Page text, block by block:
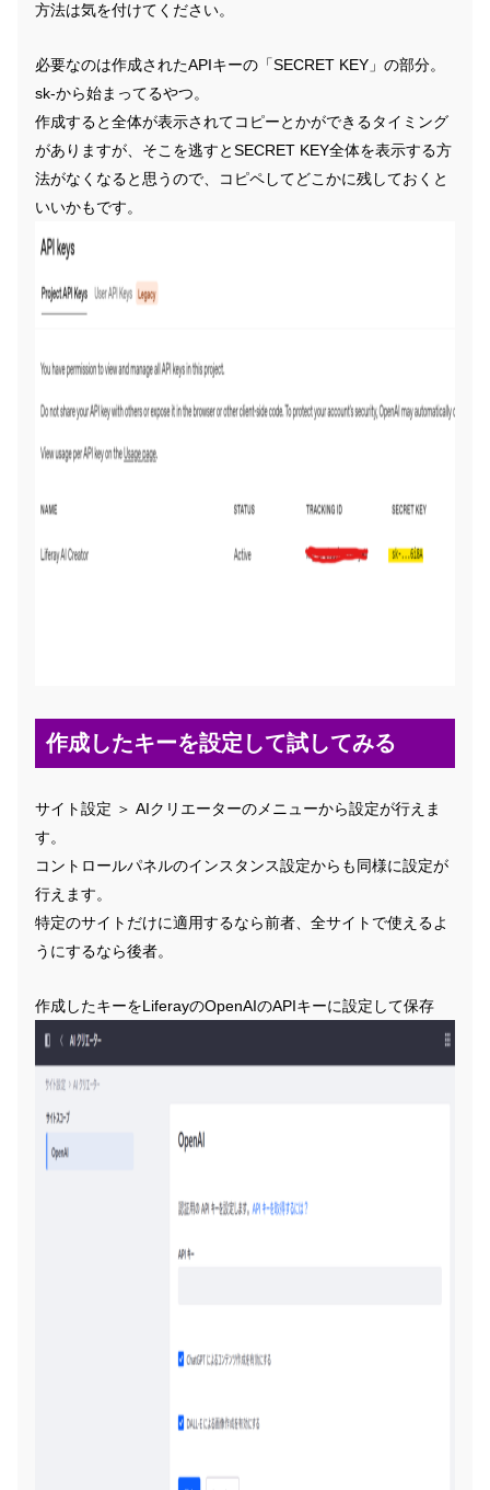
方法は気を付けてください。
必要なのは作成されたAPIキーの「SECRET KEY」の部分。
sk-から始まってるやつ。
作成すると全体が表示されてコピーとかができるタイミング
がありますが、そこを逃すとSECRET KEY全体を表示する方
法がなくなると思うので、コピペしてどこかに残しておくと
いいかもです。
作成したキーを設定して試してみる
サイト設定 ＞ AIクリエーターのメニューから設定が行えま
す。
コントロールパネルのインスタンス設定からも同様に設定が
行えます。
特定のサイトだけに適用するなら前者、全サイトで使えるよ
うにするなら後者。
作成したキーをLiferayのOpenAIのAPIキーに設定して保存